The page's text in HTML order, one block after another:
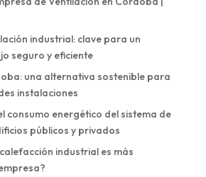
industrial: clave para un
seguro y eficiente
una alternativa sostenible para
instalaciones
consumo energético del sistema de
públicos y privados
industrial es más